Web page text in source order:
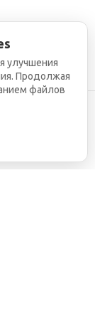
улучшения
Продолжая
файлов